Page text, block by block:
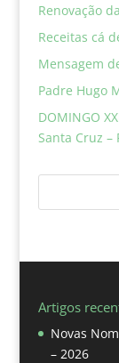
Renovação
Receitas cá
Mensagem
Padre Hugo
DOMINGO
Santa Cruz –
Artigos
Novas
– 2026